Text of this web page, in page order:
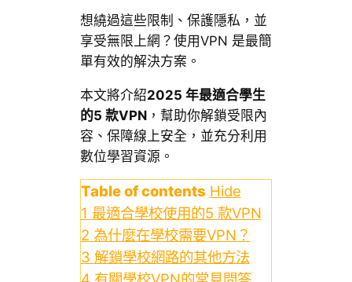
想繞過這些限制、保護隱私，並
享受無限上網？使用VPN 是最簡
單有效的解決方案。
本文將介紹2025 年最適合學生
的5 款VPN，幫助你解鎖受限內
容、保障線上安全，並充分利用
數位學習資源。
Table of contents Hide
1 最適合學校使用的5 款VPN
2 為什麼在學校需要VPN？
3 解鎖學校網路的其他方法